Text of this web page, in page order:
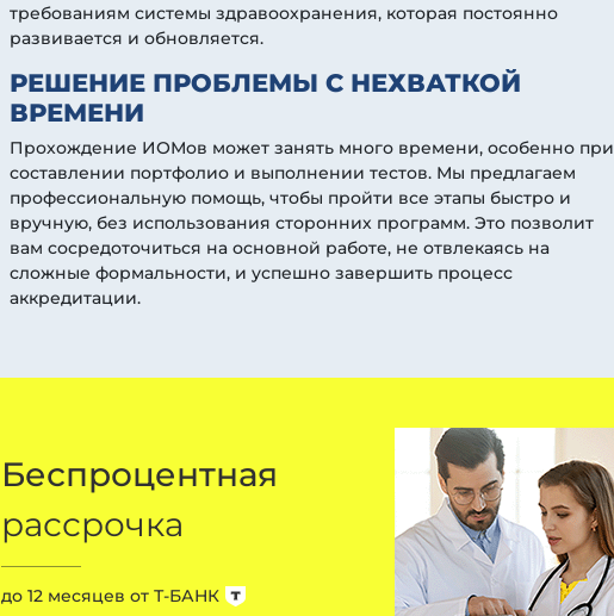
требованиям системы здравоохранения, которая постоянно
развивается и обновляется.
РЕШЕНИЕ ПРОБЛЕМЫ С НЕХВАТКОЙ
ВРЕМЕНИ
Прохождение ИОМов может занять много времени, особенно при
составлении портфолио и выполнении тестов. Мы предлагаем
профессиональную помощь, чтобы пройти все этапы быстро и
вручную, без использования сторонних программ. Это позволит
вам сосредоточиться на основной работе, не отвлекаясь на
сложные формальности, и успешно завершить процесс
аккредитации.
Беспроцентная
рассрочка
до 12 месяцев от Т-БАНК